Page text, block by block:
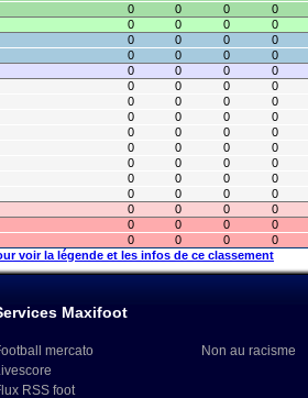
0 0 0
0
0 0 0
0
0 0 0
0
0 0 0
0
0 0 0
0
0 0 0
0
0 0 0
0
0 0 0
0
0 0 0
0
0 0 0
0
0 0 0
0
0 0 0
0
0 0 0
0
0 0 0
0
0 0 0
0
0 0 0
0
voir la légende et les infos de ce classement
Maxifoot
mercato
RSS foot
Non au racisme